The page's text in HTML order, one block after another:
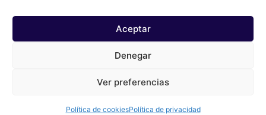
Aceptar
Denegar
Ver preferencias
Política de cookiesPolítica de privacidad